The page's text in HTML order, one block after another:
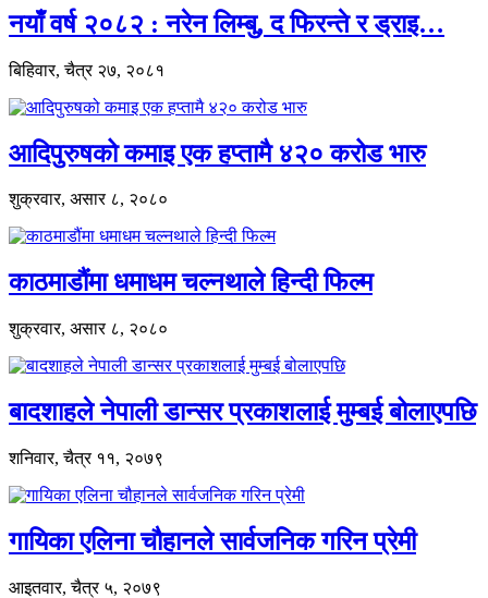
नयाँ वर्ष २०८२ : नरेन लिम्बु, द फिरन्ते र ड्राइ…
बिहिवार, चैत्र २७, २०८१
आदिपुरुषको कमाइ एक हप्तामै ४२० करोड भारु
शुक्रवार, असार ८, २०८०
काठमाडौंमा धमाधम चल्नथाले हिन्दी फिल्म
शुक्रवार, असार ८, २०८०
बादशाहले नेपाली डान्सर प्रकाशलाई मुम्बई बोलाएपछि
शनिवार, चैत्र ११, २०७९
गायिका एलिना चौहानले सार्वजनिक गरिन प्रेमी
आइतवार, चैत्र ५, २०७९